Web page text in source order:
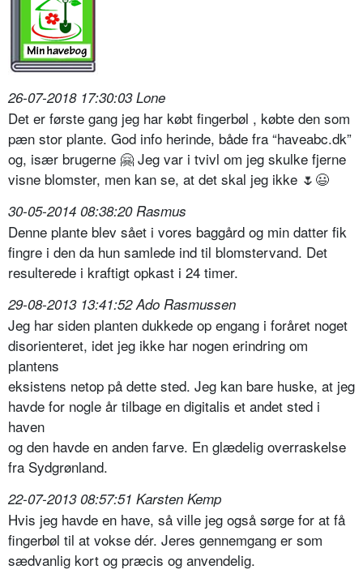
26-07-2018 17:30:03 Lone
Det er første gang jeg har købt fingerbøl , købte den som
pæn stor plante. God info herinde, både fra “haveabc.dk”
og, især brugerne 🤗 Jeg var i tvivl om jeg skulke fjerne
visne blomster, men kan se, at det skal jeg ikke 🌷😃
30-05-2014 08:38:20 Rasmus
Denne plante blev sået i vores baggård og min datter fik
fingre i den da hun samlede ind til blomstervand. Det
resulterede i kraftigt opkast i 24 timer.
29-08-2013 13:41:52 Ado Rasmussen
Jeg har siden planten dukkede op engang i foråret noget
disorienteret, idet jeg ikke har nogen erindring om
plantens
eksistens netop på dette sted. Jeg kan bare huske, at jeg
havde for nogle år tilbage en digitalis et andet sted i
haven
og den havde en anden farve. En glædelig overraskelse
fra Sydgrønland.
22-07-2013 08:57:51 Karsten Kemp
Hvis jeg havde en have, så ville jeg også sørge for at få
fingerbøl til at vokse dér. Jeres gennemgang er som
sædvanlig kort og præcis og anvendelig.